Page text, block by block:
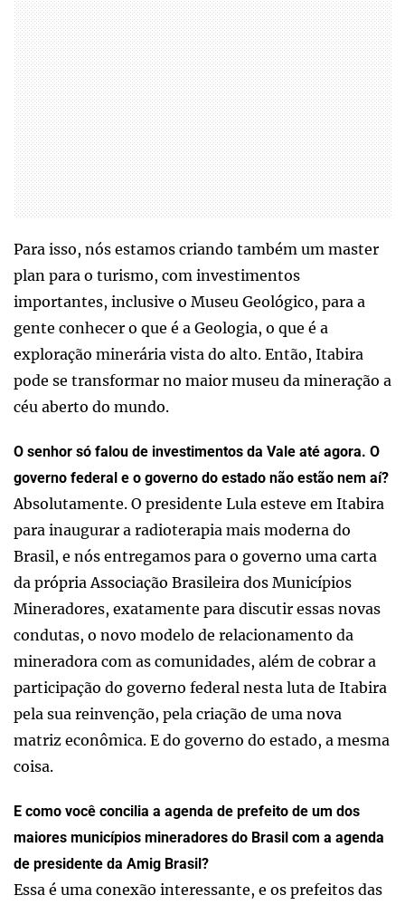
Para isso, nós estamos criando também um master
plan para o turismo, com investimentos
importantes, inclusive o Museu Geológico, para a
gente conhecer o que é a Geologia, o que é a
exploração minerária vista do alto. Então, Itabira
pode se transformar no maior museu da mineração a
céu aberto do mundo.
O senhor só falou de investimentos da Vale até agora. O
governo federal e o governo do estado não estão nem aí?
Absolutamente. O presidente Lula esteve em Itabira
para inaugurar a radioterapia mais moderna do
Brasil, e nós entregamos para o governo uma carta
da própria Associação Brasileira dos Municípios
Mineradores, exatamente para discutir essas novas
condutas, o novo modelo de relacionamento da
mineradora com as comunidades, além de cobrar a
participação do governo federal nesta luta de Itabira
pela sua reinvenção, pela criação de uma nova
matriz econômica. E do governo do estado, a mesma
coisa.
E como você concilia a agenda de prefeito de um dos
maiores municípios mineradores do Brasil com a agenda
de presidente da Amig Brasil?
Essa é uma conexão interessante, e os prefeitos das